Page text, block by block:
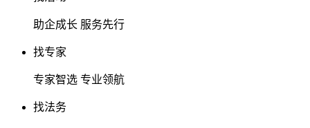
助企成长 服务先行
找专家
专家智选 专业领航
找法务